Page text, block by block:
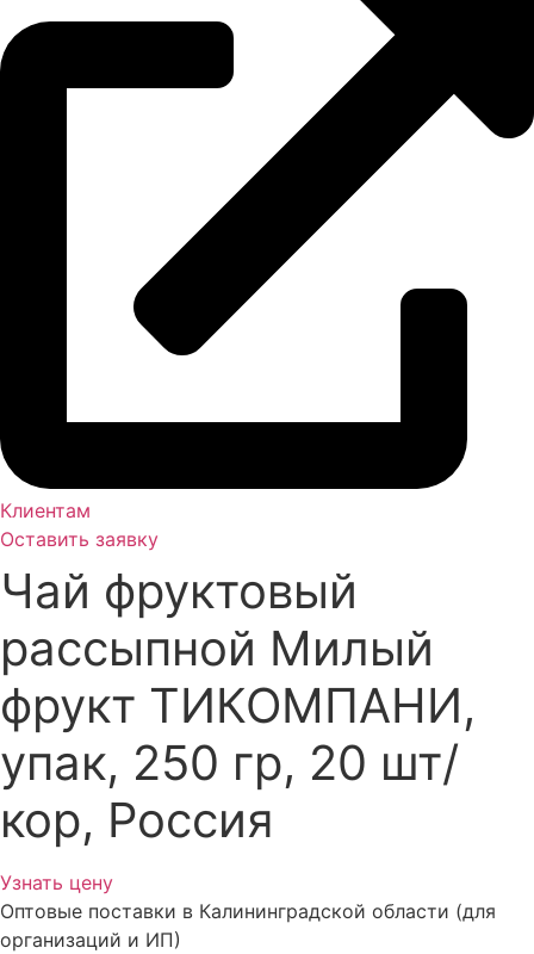
Клиентам
Оставить заявку
Чай фруктовый
рассыпной Милый
фрукт ТИКОМПАНИ,
упак, 250 гр, 20 шт/
кор, Россия
Узнать цену
Оптовые поставки в Калининградской области (для
организаций и ИП)